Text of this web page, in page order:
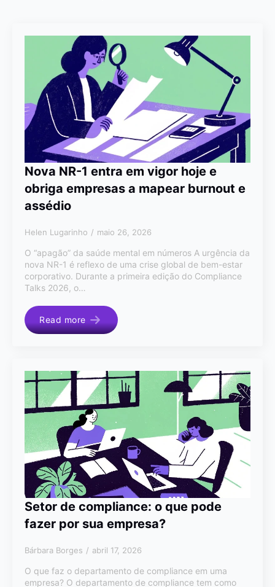
Nova NR-1 entra em vigor hoje e
obriga empresas a mapear burnout e
assédio
Helen Lugarinho maio 26, 2026
O “apagão” da saúde mental em números A urgência da
nova NR-1 é reflexo de uma crise global de bem-estar
corporativo. Durante a primeira edição do Compliance
Talks 2026, o…
Read more
Setor de compliance: o que pode
fazer por sua empresa?
Bárbara Borges abril 17, 2026
O que faz o departamento de compliance em uma
empresa? O departamento de compliance tem como